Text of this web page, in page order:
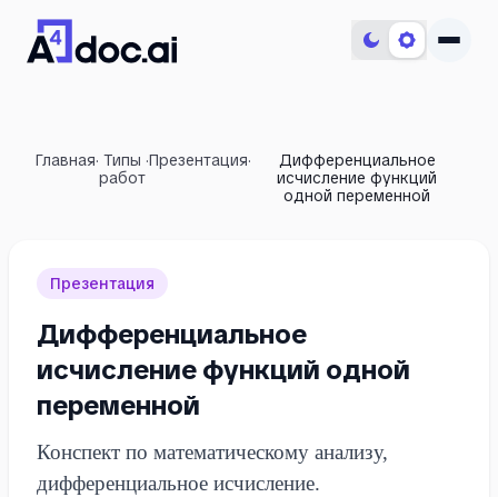
Главная· Типы
работ
·Презентация·
Дифференциальное
исчисление функций
одной переменной
Презентация
Дифференциальное
исчисление функций одной
переменной
Конспект по математическому анализу,
дифференциальное исчисление.